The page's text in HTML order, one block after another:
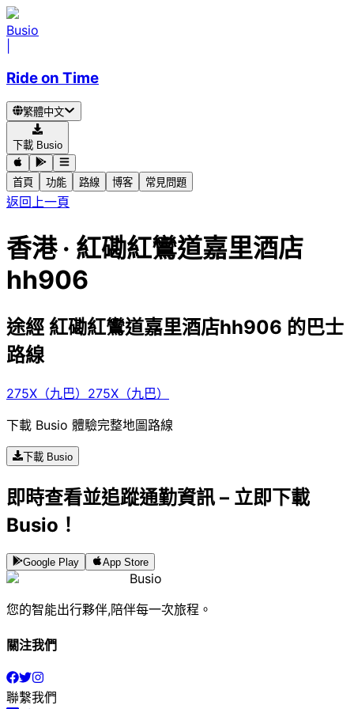
Busio
Ride on Time
繁體中文
下載 Busio
首頁 功能 路線 博客 常見問題
返回上一頁
香港 · 紅磡紅鸞道嘉里酒店
hh906
途經 紅磡紅鸞道嘉里酒店hh906 的巴士
路線
275X（九巴） 275X（九巴）
下載 Busio 體驗完整地圖路線
下載 Busio
即時查看並追蹤通勤資訊 – 立即下載
Busio！
Google Play App Store
Busio
您的智能出行夥伴,陪伴每一次旅程。
關注我們
聯繫我們